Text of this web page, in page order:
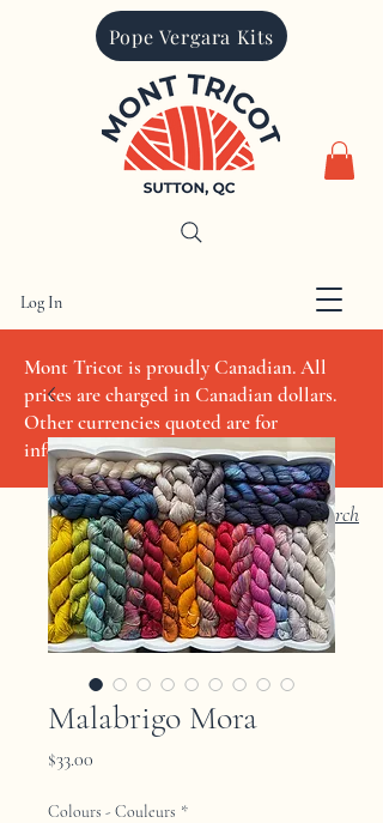
Pope Vergara Kits
CAD (C$)
Mont Tricot is proudly Canadian. All
prices are charged in Canadian dollars.
Other currencies quoted are for
informational purposes only
Log In
Search
Malabrigo Mora
$33.00
Colours - Couleurs *